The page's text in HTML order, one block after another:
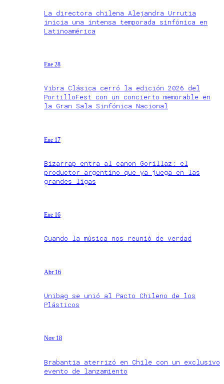
La directora chilena Alejandra Urrutia
inicia una intensa temporada sinfónica en
Latinoamérica
Ene 28
Vibra Clásica cerró la edición 2026 del
PortilloFest con un concierto memorable en
la Gran Sala Sinfónica Nacional
Ene 17
Bizarrap entra al canon Gorillaz: el
productor argentino que ya juega en las
grandes ligas
Ene 16
Cuando la música nos reunió de verdad
Abr 16
Unibag se unió al Pacto Chileno de los
Plásticos
Nov 18
Brabantia aterrizó en Chile con un exclusivo
evento de lanzamiento